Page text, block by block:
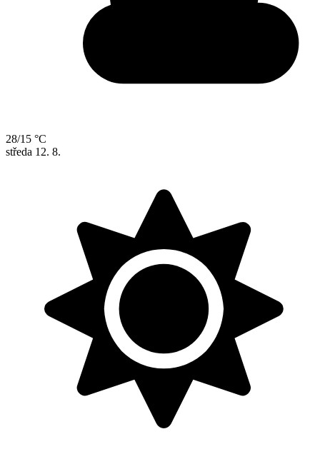
28/15 °C
středa 12. 8.